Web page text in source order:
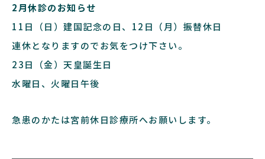
2月休診のお知らせ
11日（日）建国記念の日、12日（月）振替休日
連休となりますのでお気をつけ下さい。
23日（金）天皇誕生日
水曜日、火曜日午後
急患のかたは宮前休日診療所へお願いします。